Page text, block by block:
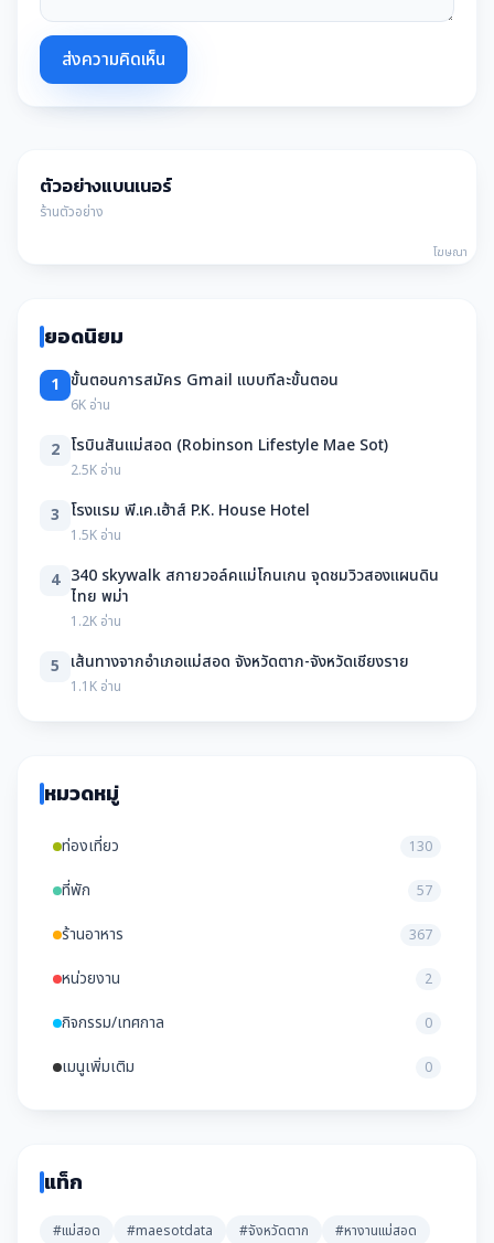
ส่งความคิดเห็น
ตัวอย่างแบนเนอร์
ร้านตัวอย่าง
โฆษณา
ยอดนิยม
1 ขั้นตอนการสมัคร Gmail แบบทีละขั้นตอน
6K อ่าน
2 โรบินสันแม่สอด (Robinson Lifestyle Mae Sot)
2.5K อ่าน
3 โรงแรม พี.เค.เฮ้าส์ P.K. House Hotel
1.5K อ่าน
4 340 skywalk สกายวอล์คแม่โกนเกน จุดชมวิวสองแผนดิน
ไทย พม่า
1.2K อ่าน
5 เส้นทางจากอำเภอแม่สอด จังหวัดตาก-จังหวัดเชียงราย
1.1K อ่าน
หมวดหมู่
ท่องเที่ยว 130
ที่พัก 57
ร้านอาหาร 367
หน่วยงาน 2
กิจกรรม/เทศกาล 0
เมนูเพิ่มเติม 0
แท็ก
#แม่สอด #maesotdata #จังหวัดตาก
#หางานแม่สอด